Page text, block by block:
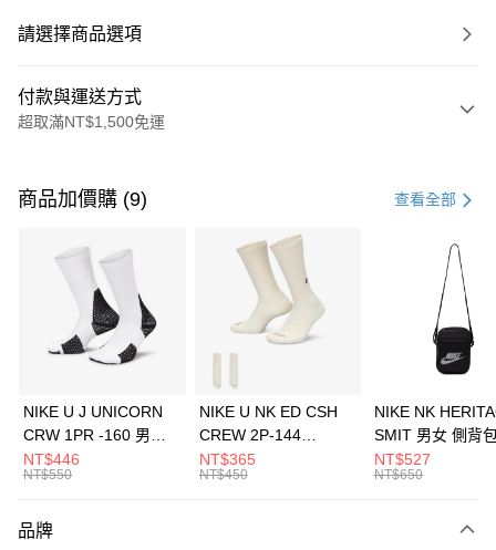
請選擇商品選項
付款與運送方式
超取滿NT$1,500免運
信用卡一次付款
3 期 0 利率 每期 21家銀行
合作金庫商業銀行
第一商業銀行
華南商業銀行
彰化商業銀行
上海商業儲蓄銀行
元大商業銀行
台灣樂天信用卡公司
Apple Pay
全盈+PAY
AFTEE先享後付
【關於「AFTEE先享後付」】
商品加價購 (9) 查看全部
NIKE U J UNICORN
CRW 1PR -160 男女
中統襪 FZ3393100
NT$446
NT$550
NIKE U NK ED CSH
CREW 2P-144
EMBRDY 男女 短統襪
FZ3073133
NT$365
NT$450
NIKE NK
SMIT 男女 側背
BA5871010
NT$527
NT$650
品牌